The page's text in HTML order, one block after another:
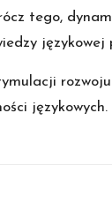
tego,
językowej
językowych.